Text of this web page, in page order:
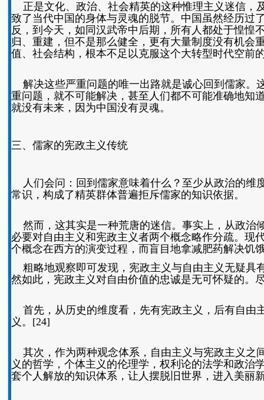
正是文化、政治、社会精英的这种惟理主义迷信，
致了当代中国的身体与灵魂的脱节。中国虽然经历过
反，到今天，如同汉武帝中后期，所有人都处于惶惶
归、重建，但不是那么健全，更有大量制度没有机会
值、社会结构，根本不足以克服这个大转型时代空前
解决这些严重问题的唯一出路就是诚心回到儒家。
重问题，就不可能解决，甚至人们都不可能准确地知
就没有未来，因为中国没有灵魂。
三、儒家的宪政主义传统
人们会问：回到儒家意味着什么？至少从政治的维
常识，构成了精英群体普遍拒斥儒家的知识依据。
然而，这其实是一种荒唐的迷信。事实上，从政治
必要对自由主义和宪政主义者两个概念略作分疏。现
个概念在西方的演变过程，而盲目地拿减肥药解决饥
粗略地观察即可发现，宪政主义与自由主义无疑具
然如此，宪政主义对自由价值的忠诚是无可怀疑的。
首先，从历史的维度看，先有宪政主义，后有自由
义。[24]
其次，作为两种观念体系，自由主义与宪政主义之
义的哲学，个体主义的伦理学，权利论的法学和政治
套个人解放的知识体系，让人摆脱旧世界，进入美丽